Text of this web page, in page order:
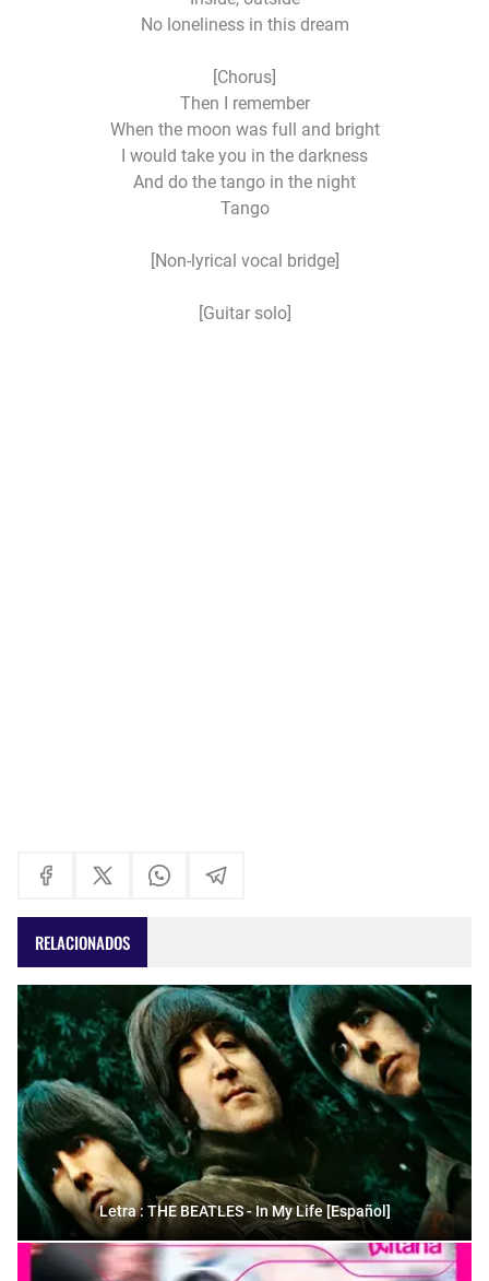
No loneliness in this dream
[Chorus]
Then I remember
When the moon was full and bright
I would take you in the darkness
And do the tango in the night
Tango
[Non-lyrical vocal bridge]
[Guitar solo]
RELACIONADOS
Letra : THE BEATLES - In My Life [Español]